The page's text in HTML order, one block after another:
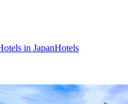
in JapanHotels